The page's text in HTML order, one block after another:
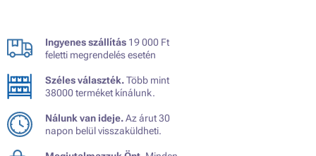
Ingyenes szállítás 19 000 Ft
feletti megrendelés esetén
Széles választék.Több mint
38000 terméket kínálunk.
Nálunk van ideje.Az árut 30
napon belül visszaküldheti.